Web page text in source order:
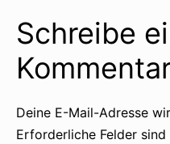
Schreibe
Deine E-Mail-Adresse
Erforderliche Felder sind